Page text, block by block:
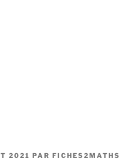
2021 PAR FICHES2MATHS